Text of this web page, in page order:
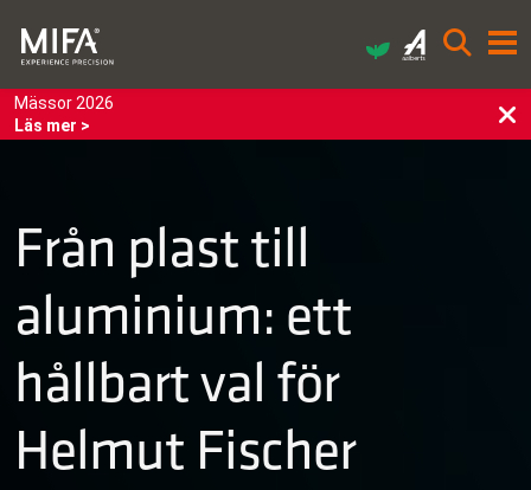
Mässor 2026
Läs mer >
Från plast till
aluminium: ett
hållbart val för
Helmut Fischer